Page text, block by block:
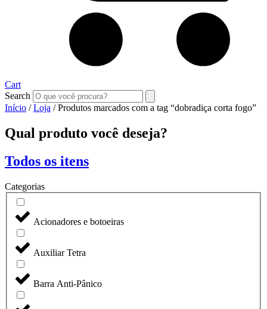
Cart
Search
Início /Loja / Produtos marcados com a tag “dobradiça corta fogo”
Qual produto você deseja?
Todos os itens
Categorias
Acionadores e botoeiras
Auxiliar Tetra
Barra Anti-Pânico